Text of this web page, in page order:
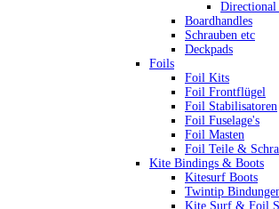
Directional
Boardhandles
Schrauben etc
Deckpads
Foils
Foil Kits
Foil Frontflügel
Foil Stabilisatoren
Foil Fuselage's
Foil Masten
Foil Teile &
Kite Bindings & Boots
Kitesurf Boots
Twintip
Kite Surf & Foil